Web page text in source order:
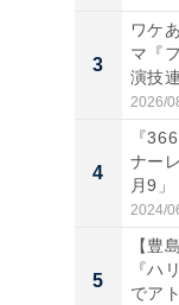
3
ワケ
マ『
演技
の...
2026/
4
『
ナー
月9
2024/
5
【豊
『ハ
でア